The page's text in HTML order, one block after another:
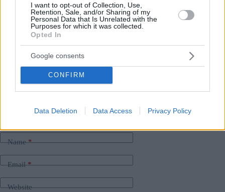
I want to opt-out of Collection, Use,
Retention, Sale, and/or Sharing of my
Personal Data that Is Unrelated with the
Purposes for which it was collected.
Opted In
Google consents
CONFIRM
Data Deletion Data Access Privacy Policy
Se se l’è perso:
I servizi segreti ungheresi hanno ammesso di aver
Tisza
serbia #turismo #ungheria #viaggi
Your email address will not be published. Required fields are marked*
Name*
Email*
Website